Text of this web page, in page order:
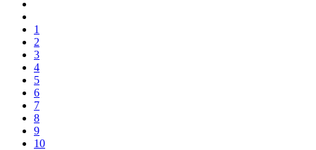
1
2
3
4
5
6
7
8
9
10